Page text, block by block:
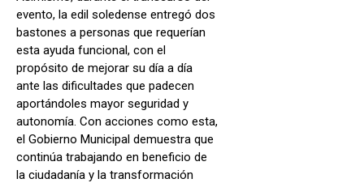
evento, la edil soledense entregó dos
bastones a personas que requerían
esta ayuda funcional, con el
propósito de mejorar su día a día
ante las dificultades que padecen
aportándoles mayor seguridad y
autonomía. Con acciones como esta,
el Gobierno Municipal demuestra que
continúa trabajando en beneficio de
la ciudadanía y la transformación